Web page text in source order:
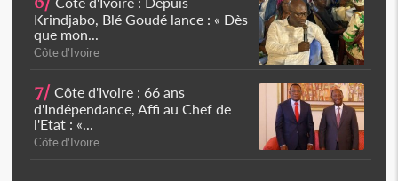
Krindjabo, Blé Goudé lance : « Dès
que mon...
Côte d'Ivoire
7/ Côte d'Ivoire : 66 ans
d'Indépendance, Affi au Chef de
l'Etat : «...
Côte d'Ivoire